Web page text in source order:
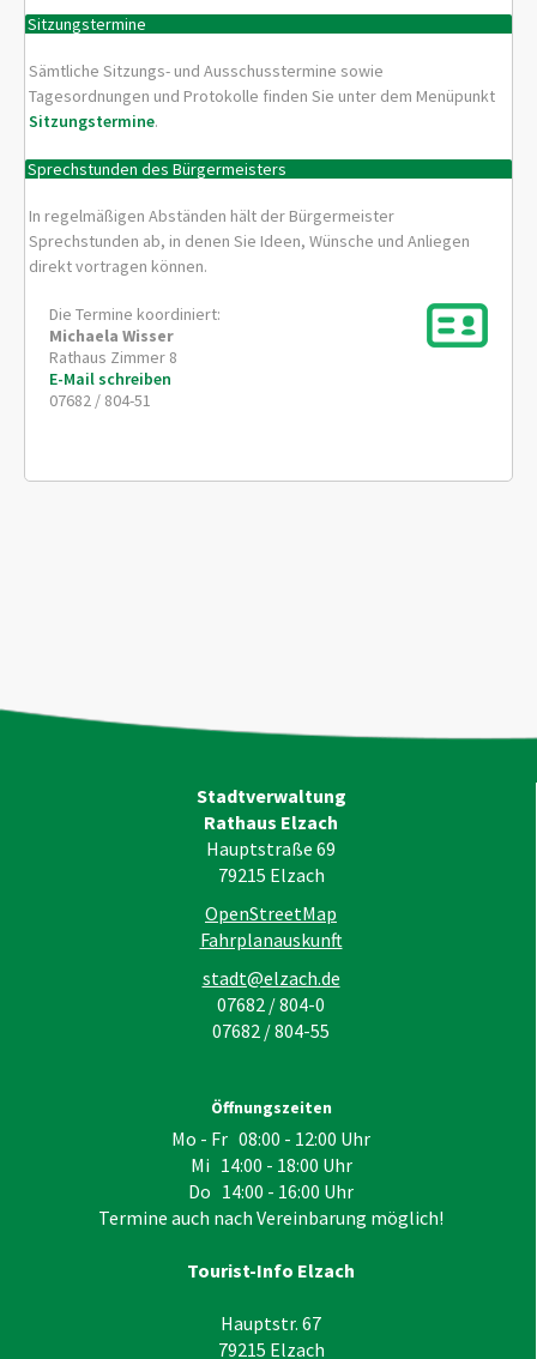
Sitzungstermine
Sämtliche Sitzungs- und Ausschusstermine sowie
Tagesordnungen und Protokolle finden Sie unter dem Menüpunkt
Sitzungstermine.
Sprechstunden des Bürgermeisters
In regelmäßigen Abständen hält der Bürgermeister
Sprechstunden ab, in denen Sie Ideen, Wünsche und Anliegen
direkt vortragen können.
Die Termine koordiniert:
Michaela Wisser
Rathaus Zimmer 8
E-Mail schreiben
07682 / 804-51
Stadtverwaltung
Rathaus Elzach
Hauptstraße 69
79215 Elzach
OpenStreetMap
Fahrplanauskunft
stadt@elzach.de
07682 / 804-0
07682 / 804-55
Öffnungszeiten
Mo - Fr 08:00 - 12:00 Uhr
Mi 14:00 - 18:00 Uhr
Do 14:00 - 16:00 Uhr
Termine auch nach Vereinbarung möglich!
Tourist-Info Elzach
Hauptstr. 67
79215 Elzach